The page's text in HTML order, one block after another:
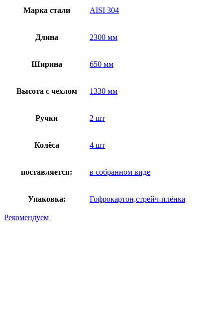
Марка стали AISI 304
Длина 2300 мм
Ширина 650 мм
Высота с чехлом 1330 мм
Ручки 2 шт
Колёса 4 шт
поставляется: в собранном виде
Упаковка: Гофрокартон,стрейч-плёнка
Рекомендуем